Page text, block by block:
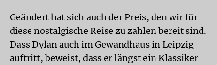
Geändert hat sich auch der Preis, den wir für
diese nostalgische Reise zu zahlen bereit sind.
Dass Dylan auch im Gewandhaus in Leipzig
auftritt, beweist, dass er längst ein Klassiker